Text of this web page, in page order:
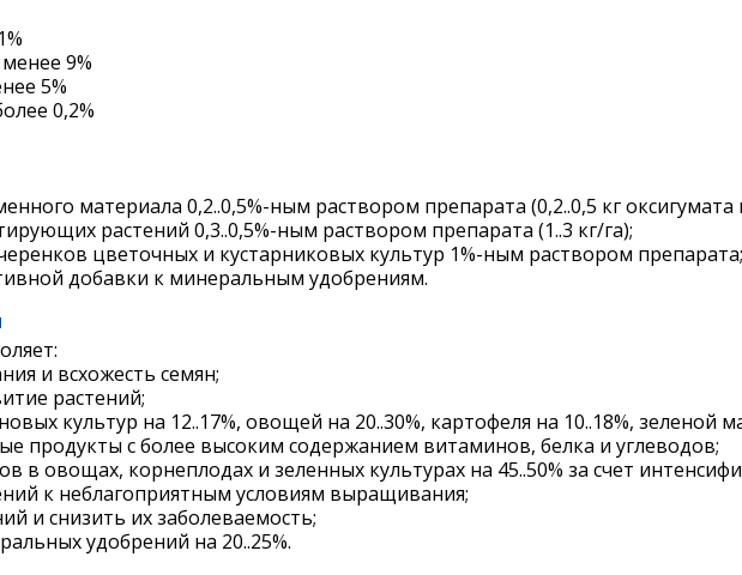
9%
5%
0,2%
материала 0,2..0,5%-ным раствором препарата (0,2..0,5 кг оксигумата
растений 0,3..0,5%-ным раствором препарата (1..3 кг/га);
цветочных и кустарниковых культур 1%-ным раствором препарата;
добавки к минеральным удобрениям.
и всхожесть семян;
растений;
культур на 12..17%, овощей на 20..30%, картофеля на 10..18%, зеленой
продукты с более высоким содержанием витаминов, белка и углеводов;
в овощах, корнеплодах и зеленных культурах на 45..50% за счет
к неблагоприятным условиям выращивания;
и снизить их заболеваемость;
удобрений на 20..25%.